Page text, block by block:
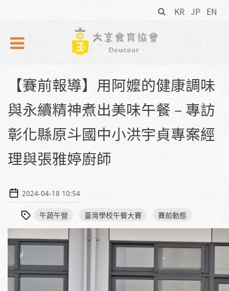
KR JP EN
搜
尋
表
【賽前報導】用阿嬤的健康調味
與永續精神煮出美味午餐－專訪
彰化縣原斗國中小洪宇貞專案經
理與張雅婷廚師
2024-04-18 10:54
午蔬午營 臺灣學校午餐大賽 賽前動態